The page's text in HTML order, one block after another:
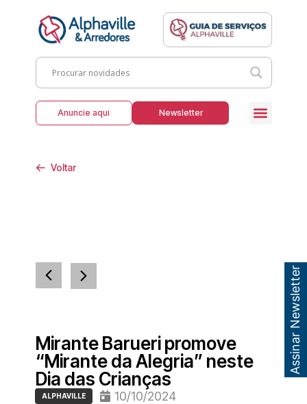
Anuncie aqui Newsletter
Voltar
Mirante Barueri promove
“Mirante da Alegria” neste
Dia das Crianças
ALPHAVILLE 10/10/2024
Assinar Newsletter